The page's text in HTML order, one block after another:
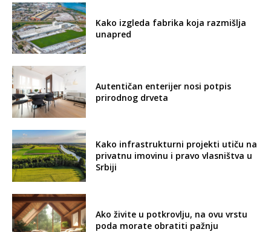
Kako izgleda fabrika koja razmišlja
unapred
Autentičan enterijer nosi potpis
prirodnog drveta
Kako infrastrukturni projekti utiču na
privatnu imovinu i pravo vlasništva u
Srbiji
Ako živite u potkrovlju, na ovu vrstu
poda morate obratiti pažnju